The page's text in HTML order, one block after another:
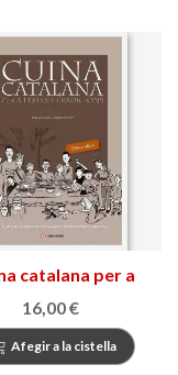
catalana per a
i tradicions
16,00 €
Afegir a la cistella